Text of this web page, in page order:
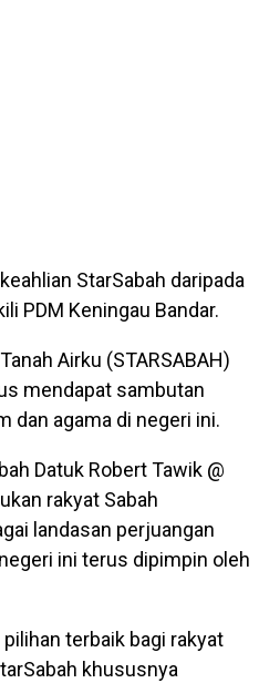
StarSabah daripada
PDM Keningau Bandar.
Airku (STARSABAH)
mendapat sambutan
dan agama di negeri ini.
Datuk Robert Tawik @
rakyat Sabah
landasan perjuangan
ini terus dipimpin oleh
pilihan terbaik bagi rakyat
khususnya